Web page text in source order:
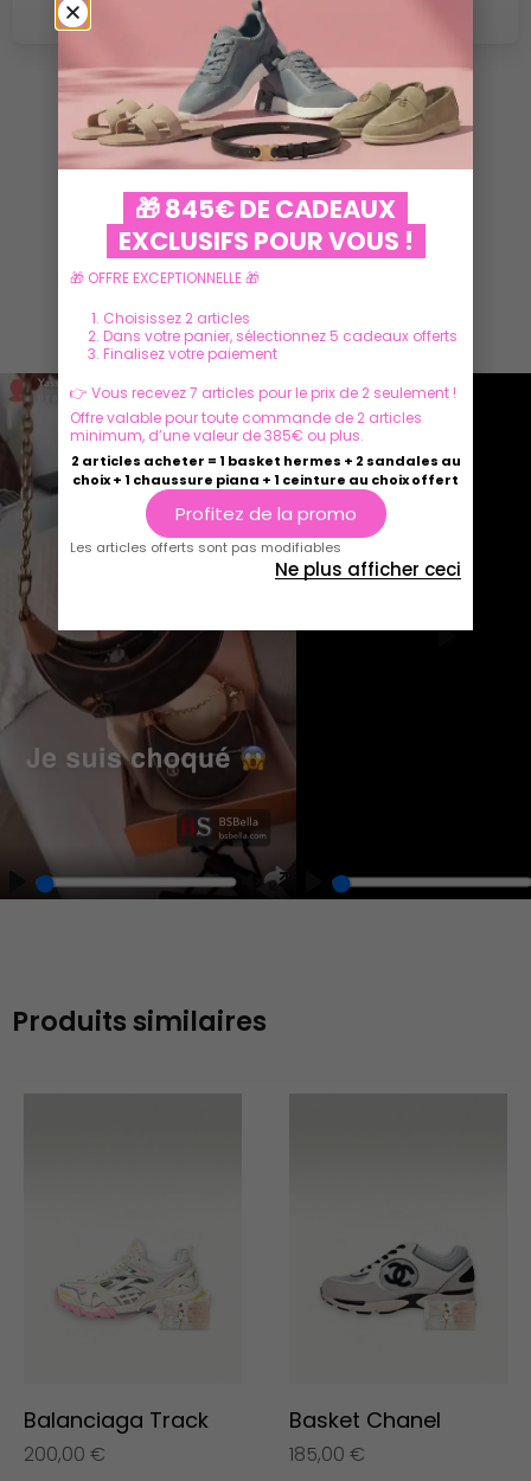
VOIR PLUS
Ils parlent de nous
Play Unmute
Enter
Play
Produits similaires
Balanciaga Track
200,00 €
Basket Chanel
185,00 €
🎁 845€ DE CADEAUX
EXCLUSIFS POUR VOUS !
🎁 OFFRE EXCEPTIONNELLE 🎁
Choisissez 2 articles
Dans votre panier, sélectionnez 5 cadeaux offerts
Finalisez votre paiement
👉 Vous recevez 7 articles pour le prix de 2 seulement !
Offre valable pour toute commande de 2 articles
minimum, d’une valeur de 385€ ou plus.
2 articles acheter = 1 basket hermes + 2 sandales au
choix + 1 chaussure piana + 1 ceinture au choix offert
Profitez de la promo
Les articles offerts sont pas modifiables
Ne plus afficher ceci